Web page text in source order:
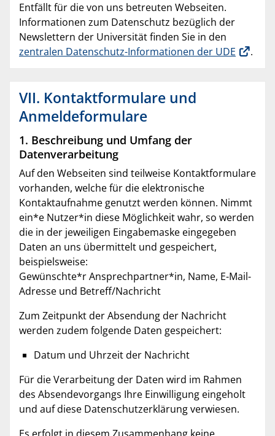
Entfällt für die von uns betreuten Webseiten.
Informationen zum Datenschutz bezüglich der
Newslettern der Universität finden Sie in den
zentralen Datenschutz-Informationen der UDE
.
VII. Kontaktformulare und
Anmeldeformulare
1. Beschreibung und Umfang der
Datenverarbeitung
Auf den Webseiten sind teilweise Kontaktformulare
vorhanden, welche für die elektronische
Kontaktaufnahme genutzt werden können. Nimmt
ein*e Nutzer*in diese Möglichkeit wahr, so werden
die in der jeweiligen Eingabemaske eingegeben
Daten an uns übermittelt und gespeichert,
beispielsweise:
Gewünschte*r Ansprechpartner*in, Name, E-Mail-
Adresse und Betreff/Nachricht
Zum Zeitpunkt der Absendung der Nachricht
werden zudem folgende Daten gespeichert:
Datum und Uhrzeit der Nachricht
Für die Verarbeitung der Daten wird im Rahmen
des Absendevorgangs Ihre Einwilligung eingeholt
und auf diese Datenschutzerklärung verwiesen.
Es erfolgt in diesem Zusammenhang keine